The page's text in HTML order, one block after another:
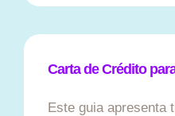
Carta de Crédito
Este guia apresenta